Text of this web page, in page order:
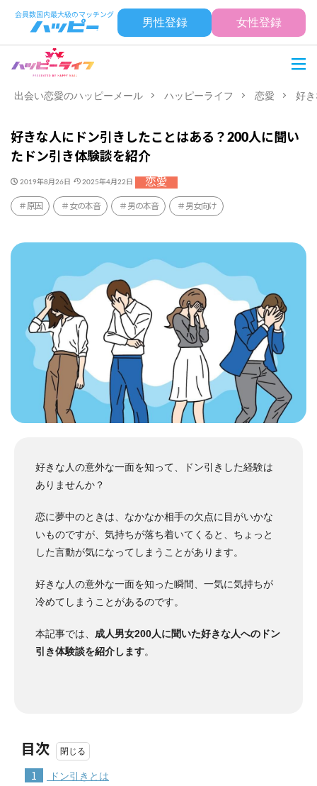
男性登録 女性登録
出会い恋愛のハッピーメール ハッピーライフ 恋愛 好
好きな人にドン引きしたことはある？200人に聞い
たドン引き体験談を紹介
2019年8月26日 2025年4月22日 恋愛
原因 女の本音 男の本音 男女向け
好きな人の意外な一面を知って、ドン引きした経験は
ありませんか？
恋に夢中のときは、なかなか相手の欠点に目がいかな
いものですが、気持ちが落ち着いてくると、ちょっと
した言動が気になってしまうことがあります。
好きな人の意外な一面を知った瞬間、一気に気持ちが
冷めてしまうことがあるのです。
本記事では、 成人男女200人に聞いた好きな人へのドン
引き体験談を紹介します。
目次
1 ドン引きとは